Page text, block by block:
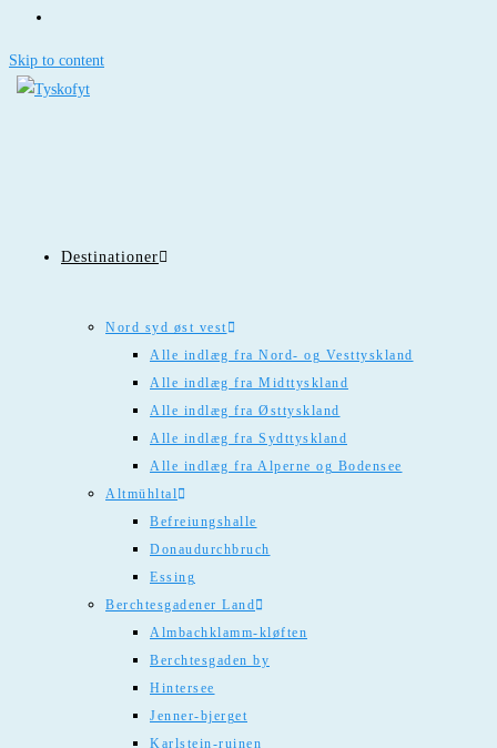
Skip to content
Destinationer
Nord syd øst vest
Alle indlæg fra Nord- og Vesttyskland
Alle indlæg fra Midttyskland
Alle indlæg fra Østtyskland
Alle indlæg fra Sydttyskland
Alle indlæg fra Alperne og Bodensee
Altmühltal
Befreiungshalle
Donaudurchbruch
Essing
Berchtesgadener Land
Almbachklamm-kløften
Berchtesgaden by
Hintersee
Jenner-bjerget
Karlstein-ruinen